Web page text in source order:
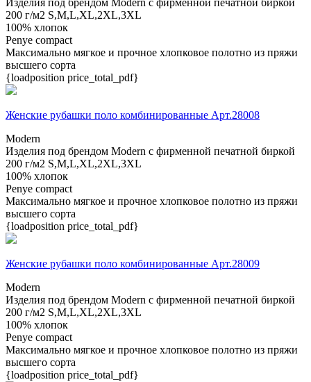
Изделия под брендом Modern с фирменной печатной биркой
200 г/м2 S,M,L,XL,2XL,3XL
100% хлопок
Penye compact
Максимально мягкое и прочное хлопковое полотно из пряжи
высшего сорта
{loadposition price_total_pdf}
Женские рубашки поло комбинированные Арт.28008
Modern
Изделия под брендом Modern с фирменной печатной биркой
200 г/м2 S,M,L,XL,2XL,3XL
100% хлопок
Penye compact
Максимально мягкое и прочное хлопковое полотно из пряжи
высшего сорта
{loadposition price_total_pdf}
Женские рубашки поло комбинированные Арт.28009
Modern
Изделия под брендом Modern с фирменной печатной биркой
200 г/м2 S,M,L,XL,2XL,3XL
100% хлопок
Penye compact
Максимально мягкое и прочное хлопковое полотно из пряжи
высшего сорта
{loadposition price_total_pdf}